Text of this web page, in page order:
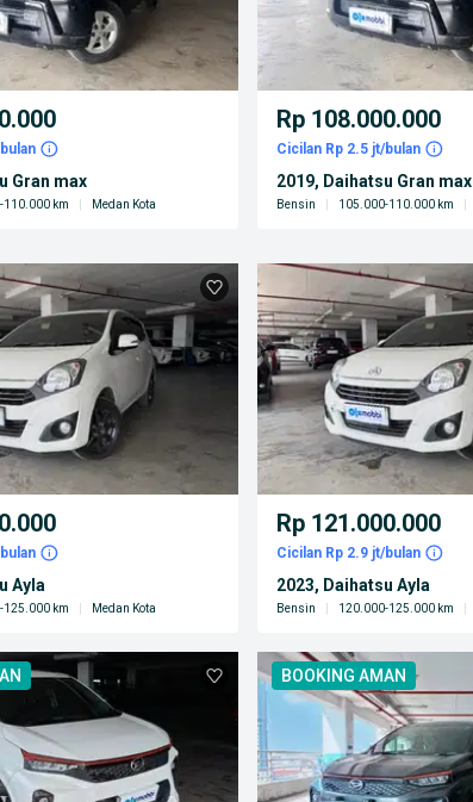
Gran max
110.000 km Medan Kota
Rp 108.000.000
Cicilan Rp 2.5 jt/bulan
2019, Daihatsu Gran max
Bensin 105.000-110.000 km
Ayla
125.000 km Medan Kota
Rp 121.000.000
Cicilan Rp 2.9 jt/bulan
2023, Daihatsu Ayla
Bensin 120.000-125.000 km
BOOKING AMAN